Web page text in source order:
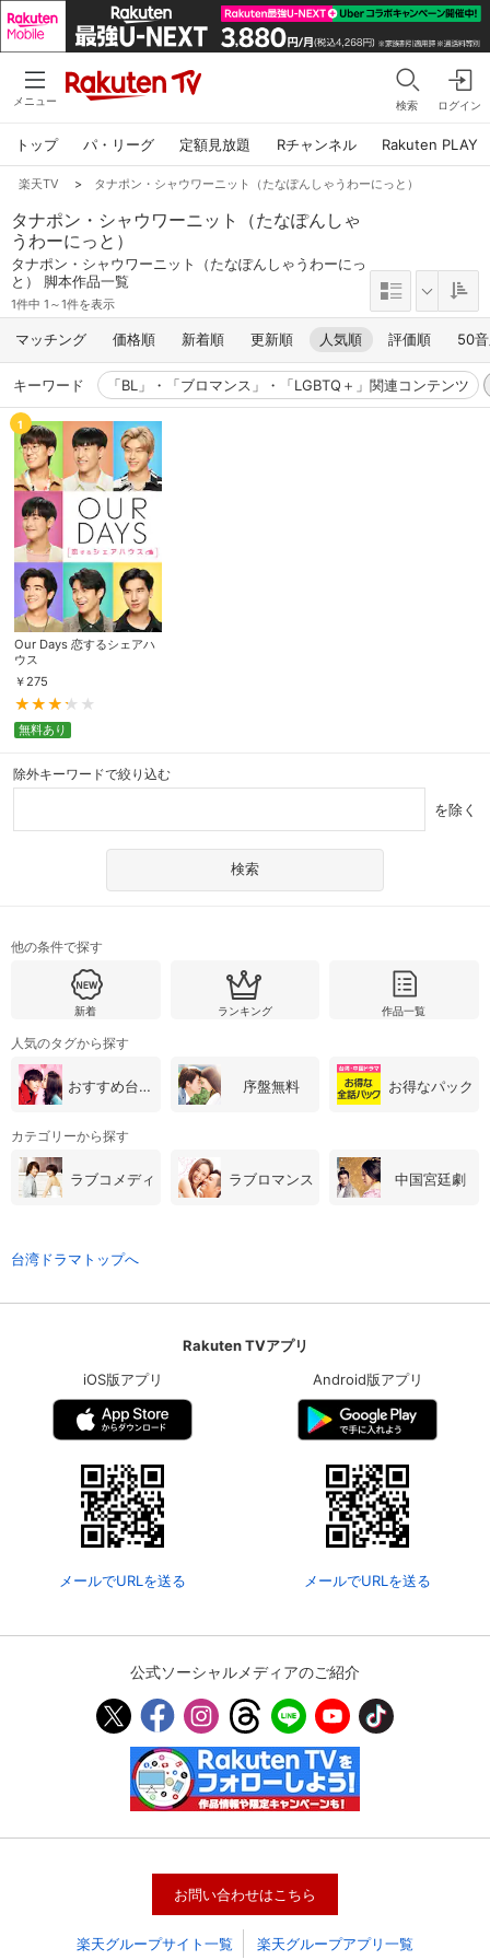
メニュー 検索 ログイン
トップ パ・リーグ 定額見放題 Rチャンネル Rakuten PLAY
会員情報
決済方法変更 決済方法の変更が可能です。
楽天TV > タナポン・シャウワーニット（たなぽんしゃうわーにっと）
タナポン・シャウワーニット（たなぽんしゃ
うわーにっと）
タナポン・シャウワーニット（たなぽんしゃうわーにっ
と） 脚本作品一覧
1件中 1～1件を表示
マッチング 価格順 新着順 更新順 人気順 評価順 50
キーワード 「BL」・「ブロマンス」・「LGBTQ＋」関連コンテンツ
1
Our Days 恋するシェアハ
ウス
￥ 275
無料あり
除外キーワードで絞り込む
を除く
他の条件で探す
新着 ランキング 作品一覧
人気のタグから探す
おすすめ台湾・中国ドラマ 序盤無料 お得なパック
カテゴリーから探す
ラブコメディ ラブロマンス 中国宮廷劇
台湾ドラマトップへ
Rakuten TVアプリ
iOS版アプリ
メールでURLを送る
Android版アプリ
メールでURLを送る
公式ソーシャルメディアのご紹介
お問い合わせはこちら
楽天グループサイト一覧 楽天グループアプリ一覧